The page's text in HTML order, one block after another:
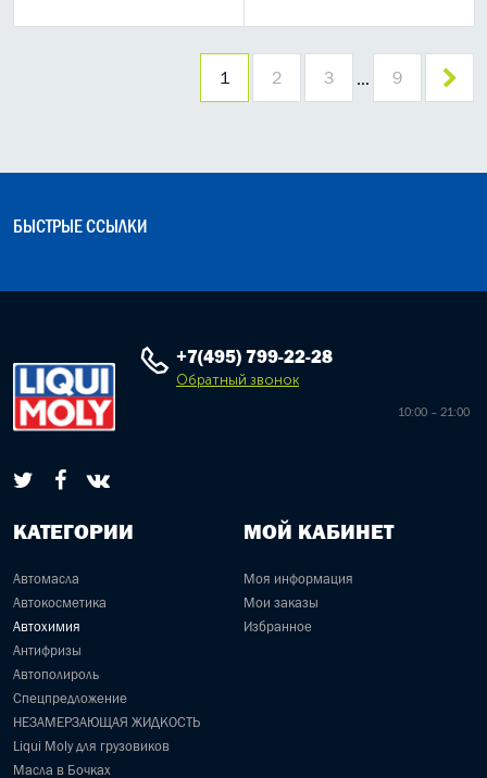
1 2 3 9
БЫСТРЫЕ ССЫЛКИ
+7(495) 799-22-28
Обратный звонок
10:00 – 21:00
КАТЕГОРИИ
Автомасла
Автокосметика
Автохимия
Антифризы
Автополироль
Спецпредложение
НЕЗАМЕРЗАЮЩАЯ ЖИДКОСТЬ
Liqui Moly для грузовиков
Масла в Бочках
МОЙ КАБИНЕТ
Моя информация
Мои заказы
Избранное